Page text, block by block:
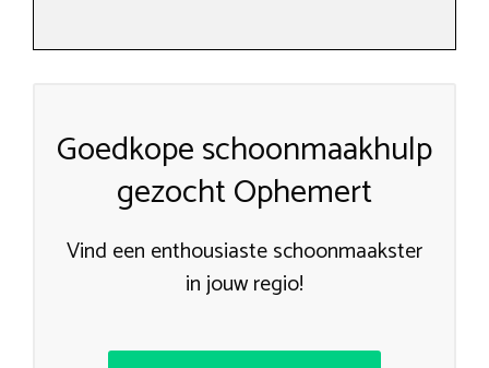
Goedkope schoonmaakhulp
gezocht Ophemert
Vind een enthousiaste schoonmaakster
in jouw regio!